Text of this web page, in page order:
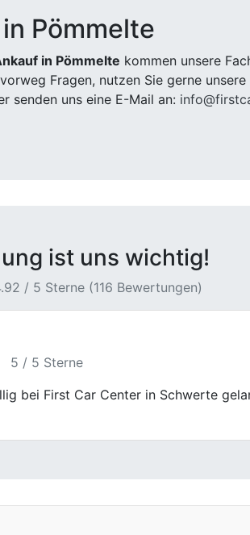
Pömmelte
in Pömmelte kommen unsere
Fragen, nutzen Sie gerne
senden uns eine E-Mail an:
ist uns wichtig!
/ 5 Sterne (116 Bewertungen)
5 / 5 Sterne
sachliches Gespräch,